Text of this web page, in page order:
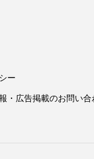
ー
・広告掲載のお問い合